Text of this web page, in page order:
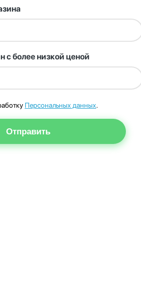
с более низкой ценой
Персональных данных.
Отправить